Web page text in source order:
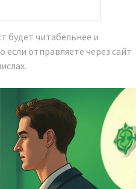
будет читабельнее и
отправляете через сайт